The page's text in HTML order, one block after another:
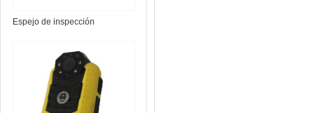
Espejo de inspección